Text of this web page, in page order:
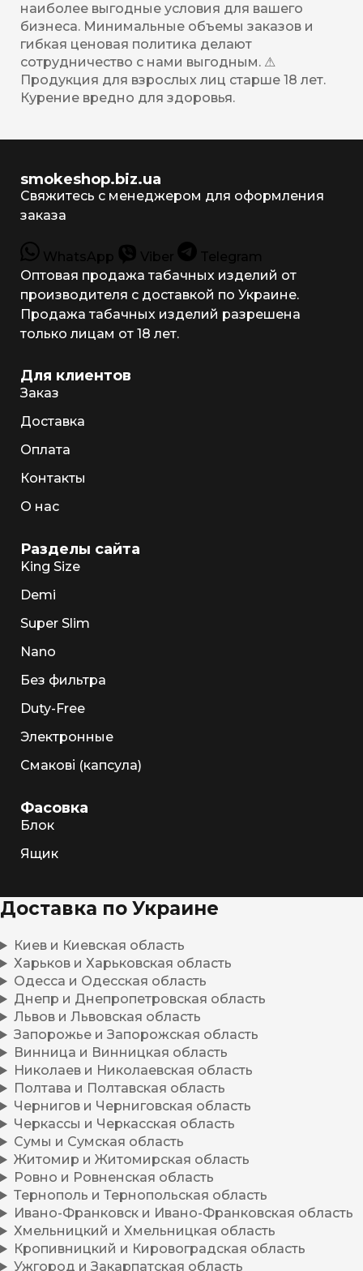
наиболее выгодные условия для вашего
бизнеса. Минимальные объемы заказов и
гибкая ценовая политика делают
сотрудничество с нами выгодным. ⚠
Продукция для взрослых лиц старше 18 лет.
Курение вредно для здоровья.
smokeshop.biz.ua
Свяжитесь с менеджером для оформления
заказа
WhatsApp Viber
Telegram
Оптовая продажа табачных изделий от
производителя с доставкой по Украине.
Продажа табачных изделий разрешена
только лицам от 18 лет.
Для клиентов
Заказ
Доставка
Оплата
Контакты
О нас
Разделы сайта
King Size
Demi
Super Slim
Nano
Без фильтра
Duty-Free
Электронные
Смакові (капсула)
Фасовка
Блок
Ящик
Доставка по Украине
Киев и Киевская область
Харьков и Харьковская область
Одесса и Одесская область
Днепр и Днепропетровская область
Львов и Львовская область
Запорожье и Запорожская область
Винница и Винницкая область
Николаев и Николаевская область
Полтава и Полтавская область
Чернигов и Черниговская область
Черкассы и Черкасская область
Сумы и Сумская область
Житомир и Житомирская область
Ровно и Ровненская область
Тернополь и Тернопольская область
Ивано-Франковск и Ивано-Франковская область
Хмельницкий и Хмельницкая область
Кропивницкий и Кировоградская область
Ужгород и Закарпатская область